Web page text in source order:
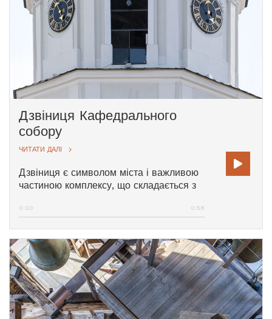
Вільнюським собором.
Дзвіниця Кафедрального
собору
ЧИТАТИ ДАЛІ
Дзвіниця є символом міста і важливою
частиною комплексу, що складається з
Верхнього замків. Історія Дзвіниці сягає
вигляду вона набула на початку 19
століття. У верхній частині споруди
показує час найстаріший у місті
годинник; звуки дзвонів запрошують
людей на Святу Месу, а з верхівки вежі
відкривається несподіваний
панорамний вид на Вільнюс.
0:00 0:58